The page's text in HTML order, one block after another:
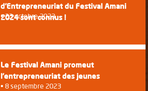
d’Entrepreneuriat du Festival Amani
2024 sont connus !
23 octobre 2023
Le Festival Amani promeut
l’entrepreneuriat des jeunes
8 septembre 2023